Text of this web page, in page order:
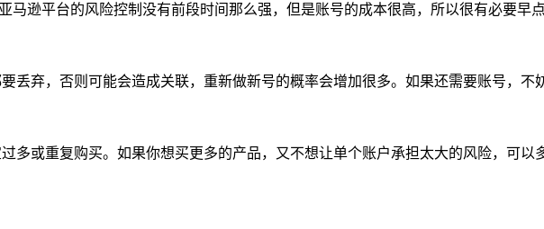
马逊平台的风险控制没有前段时间那么强，但是账号的成本很高，所以很有必要早点
丢弃，否则可能会造成关联，重新做新号的概率会增加很多。如果还需要账号，不
多或重复购买。如果你想买更多的产品，又不想让单个账户承担太大的风险，可